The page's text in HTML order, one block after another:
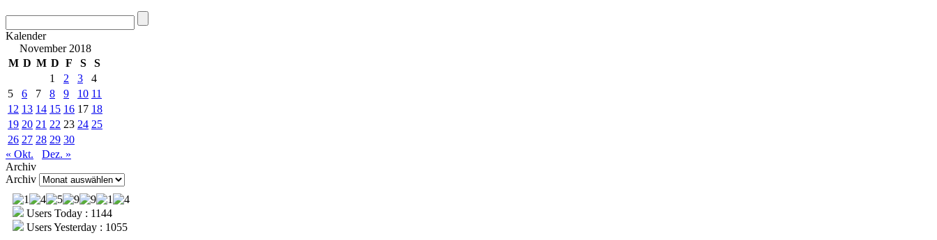
Kalender
November 2018
M D M D F S
S
1
2 3
4
5
6 7 8 9 10 11
12 13 14 15 16 17 18
19 20 21 22 23 24 25
26 27 28 29 30
« Okt.
Dez. »
Archiv
Archiv
Users Today : 1144
Users Yesterday : 1055